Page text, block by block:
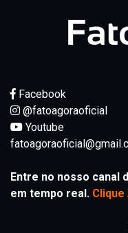
Facebook
@fatoagoraoficial
Youtube
Entre no nosso canal
em tempo real. Clique